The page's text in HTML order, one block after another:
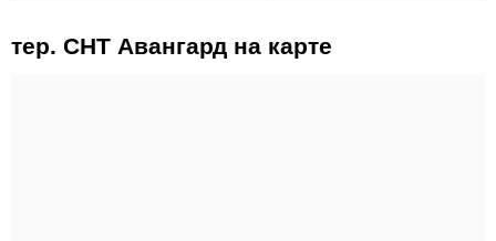
тер. СНТ Авангард на карте